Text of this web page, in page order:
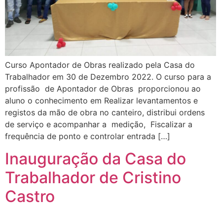
Curso Apontador de Obras realizado pela Casa do
Trabalhador em 30 de Dezembro 2022. O curso para a
profissão de Apontador de Obras proporcionou ao
aluno o conhecimento em Realizar levantamentos e
registos da mão de obra no canteiro, distribui ordens
de serviço e acompanhar a medição, Fiscalizar a
frequência de ponto e controlar entrada […]
Inauguração da Casa do
Trabalhador de Cristino
Castro